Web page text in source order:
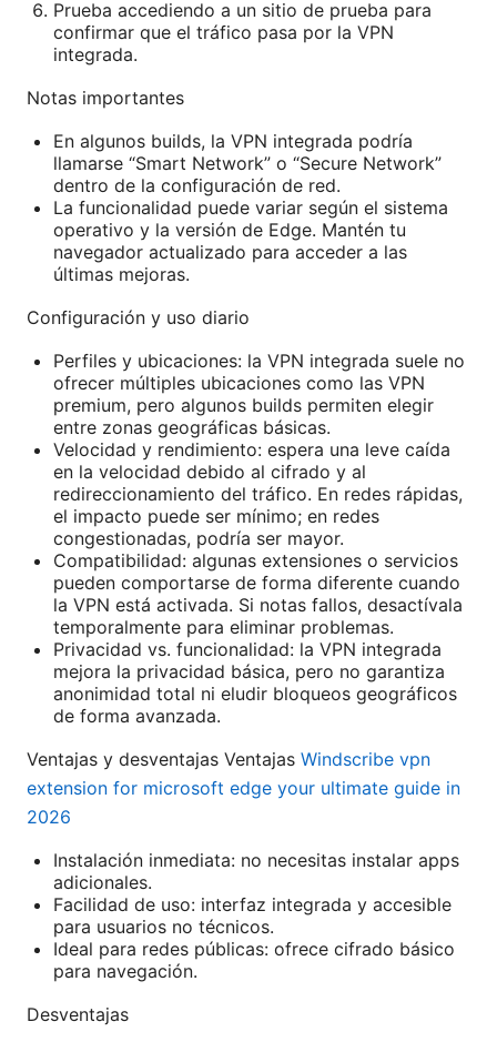
Prueba accediendo a un sitio de prueba para
confirmar que el tráfico pasa por la VPN
integrada.
Notas importantes
En algunos builds, la VPN integrada podría
llamarse “Smart Network” o “Secure Network”
dentro de la configuración de red.
La funcionalidad puede variar según el sistema
operativo y la versión de Edge. Mantén tu
navegador actualizado para acceder a las
últimas mejoras.
Configuración y uso diario
Perfiles y ubicaciones: la VPN integrada suele no
ofrecer múltiples ubicaciones como las VPN
premium, pero algunos builds permiten elegir
entre zonas geográficas básicas.
Velocidad y rendimiento: espera una leve caída
en la velocidad debido al cifrado y al
redireccionamiento del tráfico. En redes rápidas,
el impacto puede ser mínimo; en redes
congestionadas, podría ser mayor.
Compatibilidad: algunas extensiones o servicios
pueden comportarse de forma diferente cuando
la VPN está activada. Si notas fallos, desactívala
temporalmente para eliminar problemas.
Privacidad vs. funcionalidad: la VPN integrada
mejora la privacidad básica, pero no garantiza
anonimidad total ni eludir bloqueos geográficos
de forma avanzada.
Ventajas y desventajas Ventajas Windscribe vpn
extension for microsoft edge your ultimate guide in
2026
Instalación inmediata: no necesitas instalar apps
adicionales.
Facilidad de uso: interfaz integrada y accesible
para usuarios no técnicos.
Ideal para redes públicas: ofrece cifrado básico
para navegación.
Desventajas